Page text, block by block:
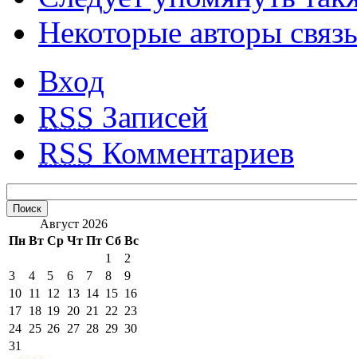
Некоторые авторы
Вход
RSS Записей
RSS Комментариев
Август 2026
Пн Вт Ср Чт Пт Сб Вс
1
2
3
4 5 6 7 8
9
10 11 12 13 14 15 16
17 18 19 20 21 22 23
24 25 26 27 28 29 30
31